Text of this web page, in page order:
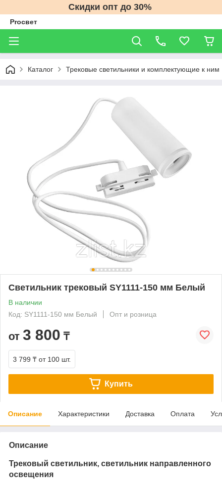
Скидки опт до 30%
Proсвет
Каталог Трековые светильники и комплектующие к ним
Светильник трековый SY1111-150 мм Белый
В наличии
Код: SY1111-150 мм Белый
Опт и розница
от 3 800 ₸
3 799 ₸ от 100 шт.
Купить
Описание Характеристики Доставка Оплата
Описание
Трековый светильник, светильник направленного
освещения